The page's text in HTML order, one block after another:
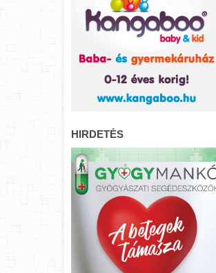
HIRDETÉS